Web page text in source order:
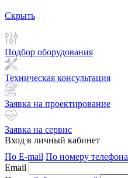
Скрыть
Подбор оборудования
Техническая консультация
Заявка на проектирование
Заявка на сервис
Вход в личный кабинет
По E-mail По номеру телефона
Email